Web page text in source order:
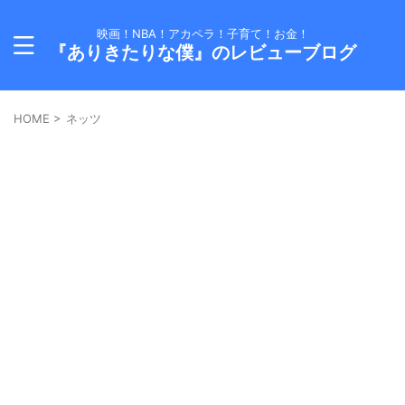
映画！NBA！アカペラ！子育て！お金！
『ありきたりな僕』のレビューブログ
HOME > ネッツ